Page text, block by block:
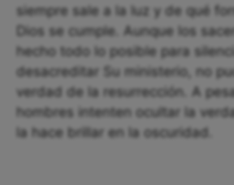
siempre sale a la luz y de qué
Dios se cumple. Aunque los
hecho todo lo posible para
desacreditar Su ministerio, no
verdad de la resurrección. A
hombres intenten ocultar la
la hace brillar en la oscuridad.